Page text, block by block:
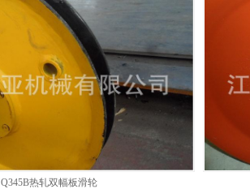
Q345B热轧双幅板滑轮